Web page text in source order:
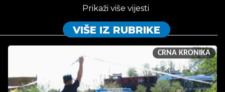
Prikaži više vijesti
VIŠE IZ RUBRIKE
CRNA KRONIKA